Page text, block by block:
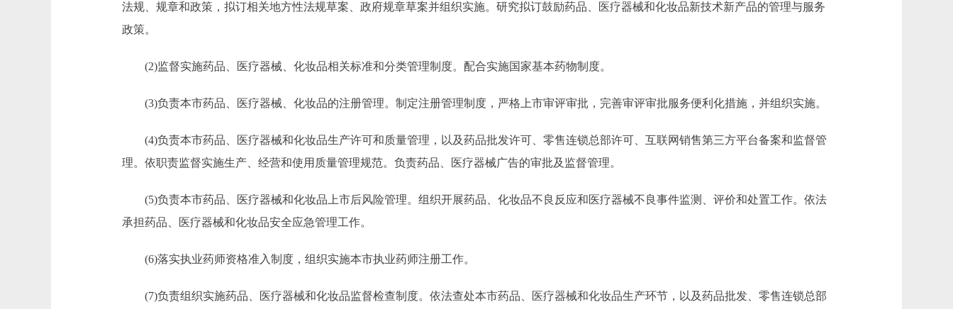
法规、规章和政策，拟订相关地方性法规草案、政府规章草案并组织实施。研究拟订鼓励药品、医疗器械和化妆品新技术新产品的管理与服务
政策。
(2)监督实施药品、医疗器械、化妆品相关标准和分类管理制度。配合实施国家基本药物制度。
(3)负责本市药品、医疗器械、化妆品的注册管理。制定注册管理制度，严格上市审评审批，完善审评审批服务便利化措施，并组织实施。
(4)负责本市药品、医疗器械和化妆品生产许可和质量管理，以及药品批发许可、零售连锁总部许可、互联网销售第三方平台备案和监督管
理。依职责监督实施生产、经营和使用质量管理规范。负责药品、医疗器械广告的审批及监督管理。
(5)负责本市药品、医疗器械和化妆品上市后风险管理。组织开展药品、化妆品不良反应和医疗器械不良事件监测、评价和处置工作。依法
承担药品、医疗器械和化妆品安全应急管理工作。
(6)落实执业药师资格准入制度，组织实施本市执业药师注册工作。
(7)负责组织实施药品、医疗器械和化妆品监督检查制度。依法查处本市药品、医疗器械和化妆品生产环节，以及药品批发、零售连锁总部